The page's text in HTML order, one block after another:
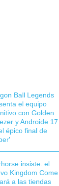
Ball Legends
el equipo
con Golden
y Androide 17
épico final de
insiste: el
Kingdom Come
a las tiendas